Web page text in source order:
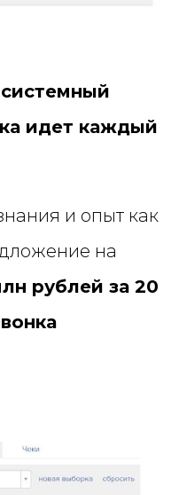
системный
идет каждый
и опыт как
на
рублей за 20